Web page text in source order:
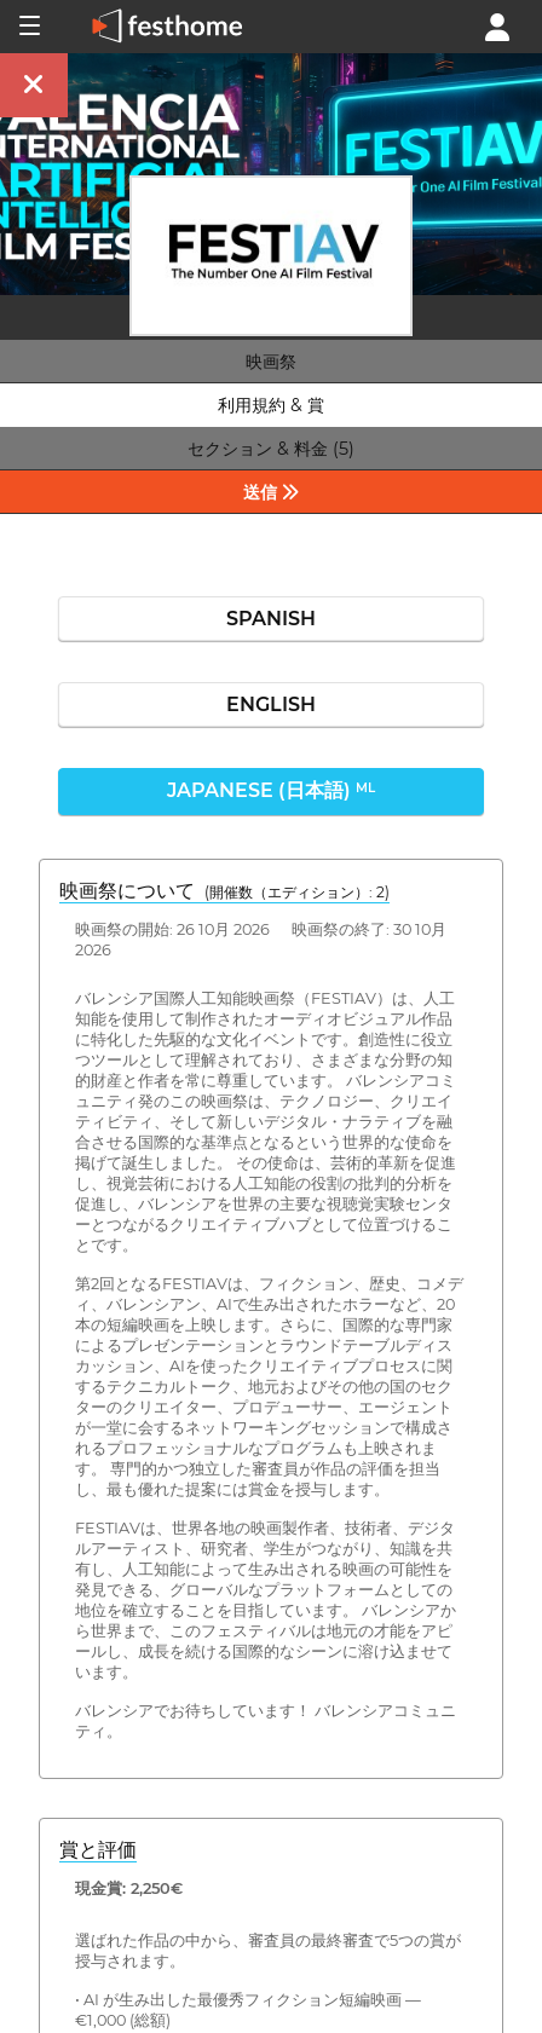
映画祭
利用規約 & 賞
セクション & 料金 (5)
送信
SPANISH
ENGLISH
JAPANESE (日本語) ML
映画祭について (開催数（エディション）: 2)
映画祭の開始: 26 10月 2026 映画祭の終了: 30 10月
2026
バレンシア国際人工知能映画祭（FESTIAV）は、人工
知能を使用して制作されたオーディオビジュアル作品
に特化した先駆的な文化イベントです。創造性に役立
つツールとして理解されており、さまざまな分野の知
的財産と作者を常に尊重しています。 バレンシアコミ
ュニティ発のこの映画祭は、テクノロジー、クリエイ
ティビティ、そして新しいデジタル・ナラティブを融
合させる国際的な基準点となるという世界的な使命を
掲げて誕生しました。 その使命は、芸術的革新を促進
し、視覚芸術における人工知能の役割の批判的分析を
促進し、バレンシアを世界の主要な視聴覚実験センタ
ーとつながるクリエイティブハブとして位置づけるこ
とです。
第2回となるFESTIAVは、フィクション、歴史、コメデ
ィ、バレンシアン、AIで生み出されたホラーなど、20
本の短編映画を上映します。さらに、国際的な専門家
によるプレゼンテーションとラウンドテーブルディス
カッション、AIを使ったクリエイティブプロセスに関
するテクニカルトーク、地元およびその他の国のセク
ターのクリエイター、プロデューサー、エージェント
が一堂に会するネットワーキングセッションで構成さ
れるプロフェッショナルなプログラムも上映されま
す。 専門的かつ独立した審査員が作品の評価を担当
し、最も優れた提案には賞金を授与します。
FESTIAVは、世界各地の映画製作者、技術者、デジタ
ルアーティスト、研究者、学生がつながり、知識を共
有し、人工知能によって生み出される映画の可能性を
発見できる、グローバルなプラットフォームとしての
地位を確立することを目指しています。 バレンシアか
ら世界まで、このフェスティバルは地元の才能をアピ
ールし、成長を続ける国際的なシーンに溶け込ませて
います。
バレンシアでお待ちしています！ バレンシアコミュニ
ティ。
賞と評価
現金賞: 2,250€
選ばれた作品の中から、審査員の最終審査で5つの賞が
授与されます。
• AI が生み出した最優秀フィクション短編映画 —
€1,000 (総額)